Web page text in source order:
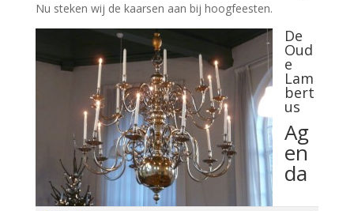
Nu steken wij de kaarsen aan bij hoogfeesten.
De
Oud
e
Lam
bert
us
Ag
en
da